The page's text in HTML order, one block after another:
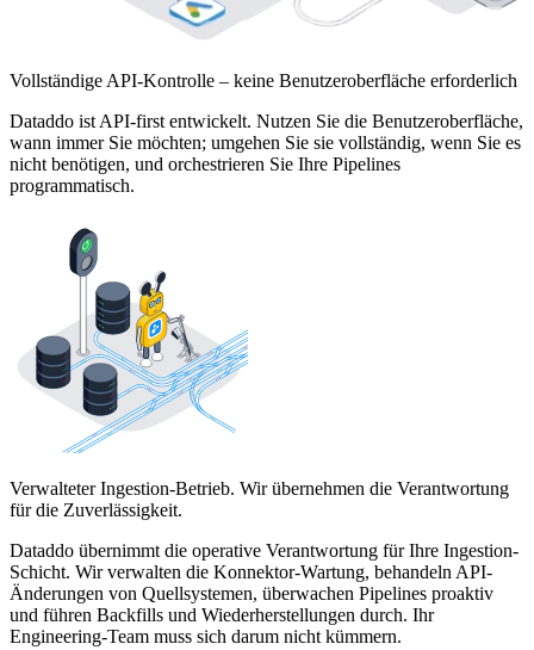
Vollständige API-Kontrolle – keine Benutzeroberfläche erforderlich
Dataddo ist API-first entwickelt. Nutzen Sie die Benutzeroberfläche,
wann immer Sie möchten; umgehen Sie sie vollständig, wenn Sie es
nicht benötigen, und orchestrieren Sie Ihre Pipelines
programmatisch.
Verwalteter Ingestion-Betrieb. Wir übernehmen die Verantwortung
für die Zuverlässigkeit.
Dataddo übernimmt die operative Verantwortung für Ihre Ingestion-
Schicht. Wir verwalten die Konnektor-Wartung, behandeln API-
Änderungen von Quellsystemen, überwachen Pipelines proaktiv
und führen Backfills und Wiederherstellungen durch. Ihr
Engineering-Team muss sich darum nicht kümmern.